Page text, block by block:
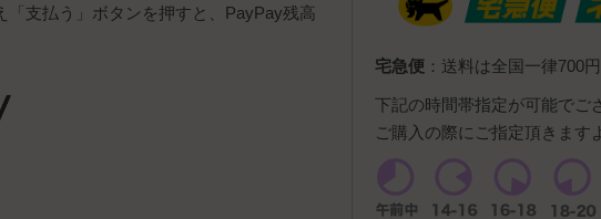
「支払う」ボタンを押すと、PayPay残高
宅急便：送料は全国一律700
下記の時間帯指定が可能でご
ご購入の際にご指定頂きます